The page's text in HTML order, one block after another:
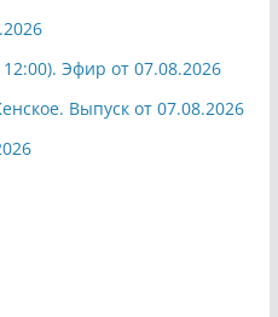
Эфир от 07.08.2026
Выпуск от 07.08.2026